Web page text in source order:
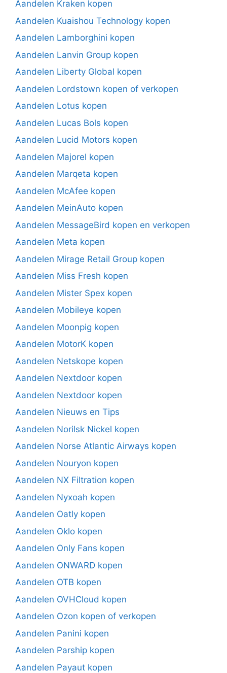
Aandelen Kraken kopen
Aandelen Kuaishou Technology kopen
Aandelen Lamborghini kopen
Aandelen Lanvin Group kopen
Aandelen Liberty Global kopen
Aandelen Lordstown kopen of verkopen
Aandelen Lotus kopen
Aandelen Lucas Bols kopen
Aandelen Lucid Motors kopen
Aandelen Majorel kopen
Aandelen Marqeta kopen
Aandelen McAfee kopen
Aandelen MeinAuto kopen
Aandelen MessageBird kopen en verkopen
Aandelen Meta kopen
Aandelen Mirage Retail Group kopen
Aandelen Miss Fresh kopen
Aandelen Mister Spex kopen
Aandelen Mobileye kopen
Aandelen Moonpig kopen
Aandelen MotorK kopen
Aandelen Netskope kopen
Aandelen Nextdoor kopen
Aandelen Nextdoor kopen
Aandelen Nieuws en Tips
Aandelen Norilsk Nickel kopen
Aandelen Norse Atlantic Airways kopen
Aandelen Nouryon kopen
Aandelen NX Filtration kopen
Aandelen Nyxoah kopen
Aandelen Oatly kopen
Aandelen Oklo kopen
Aandelen Only Fans kopen
Aandelen ONWARD kopen
Aandelen OTB kopen
Aandelen OVHCloud kopen
Aandelen Ozon kopen of verkopen
Aandelen Panini kopen
Aandelen Parship kopen
Aandelen Payaut kopen